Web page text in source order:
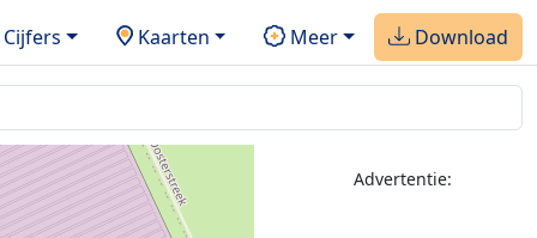
Cijfers Kaarten Meer Download
Advertentie: